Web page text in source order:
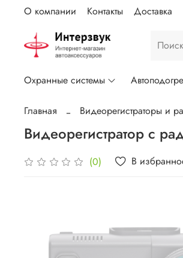
О компании Контакты Доставка
Охранные системы
Главная Видеорегистраторы и
Видеорегистратор с
(0) В